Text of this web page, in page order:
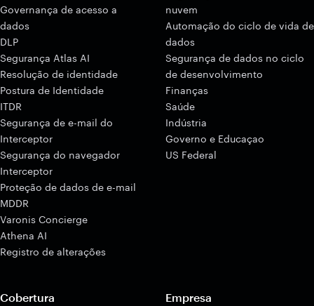
Governança de acesso a
dados
DLP
Segurança Atlas AI
Resolução de identidade
Postura de Identidade
ITDR
Segurança de e-mail do
Interceptor
Segurança do navegador
Interceptor
Proteção de dados de e-mail
MDDR
Varonis Concierge
Athena AI
Registro de alterações
nuvem
Automação do ciclo de vida de
dados
Segurança de dados no ciclo
de desenvolvimento
Finanças
Saúde
Indústria
Governo e Educaçao
US Federal
Cobertura Empresa